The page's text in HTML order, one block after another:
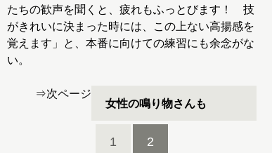
たちの歓声を聞くと、疲れもふっとびます！ 技
がきれいに決まった時には、この上ない高揚感を
覚えます」と、本番に向けての練習にも余念がな
い。
⇒次ページ
女性の鳴り物さんも
1 2